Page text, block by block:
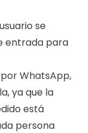
se
entrada para
WhatsApp,
ya que la
está
persona